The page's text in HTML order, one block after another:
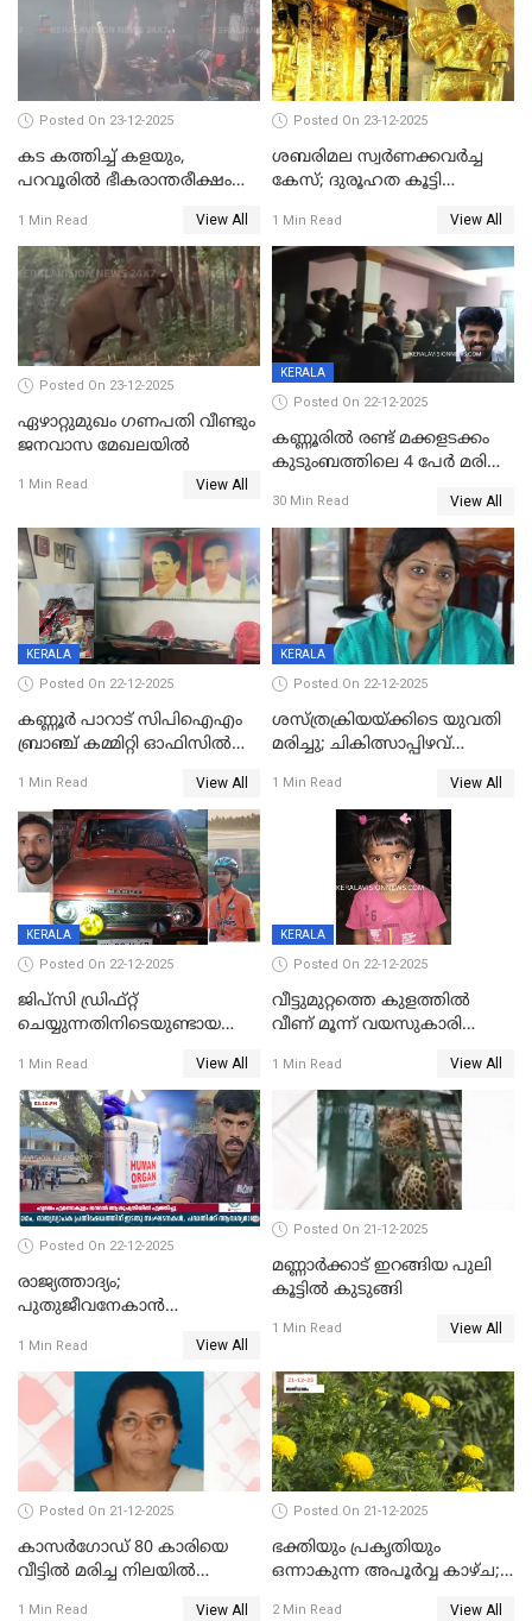
അപ്പൂപ്പനെതിരെ പോക്സോ
കേസ് ഒടുവിൽ 4 ജീവനുകൾ
പൊലിഞ്ഞു
Posted On 23-12-2025
കട കത്തിച്ച് കളയും,
പറവൂരില്‍ ഭീകരാന്തരീക്ഷം
1 Min Read View All
Posted On 23-12-2025
ശബരിമല സ്വര്‍ണക്കവര്‍ച്ച
കേസ്; ദുരൂഹത കൂട്ടി
1 Min Read View All
Posted On 23-12-2025
ഏഴാറ്റുമുഖം ഗണപതി വീണ്ടും
ജനവാസ മേഖലയിൽ
1 Min Read View All
KERALA
Posted On 22-12-2025
കണ്ണൂരിൽ രണ്ട് മക്കളടക്കം
കുടുംബത്തിലെ 4 പേർ മരിച്ച
30 Min Read View All
KERALA
Posted On 22-12-2025
കണ്ണൂർ പാറാട് സിപിഐഎം
ബ്രാഞ്ച് കമ്മിറ്റി ഓഫിസിൽ
ചിത്രങ്ങളടക്കം കത്തിയ
നിലയിൽ
1 Min Read View All
KERALA
Posted On 22-12-2025
ശസ്ത്രക്രിയയ്‌ക്കിടെ യുവതി
മരിച്ചു; ചികിത്സാപ്പിഴവ്
സംഭവം മാവേലിക്കരയിൽ
1 Min Read View All
KERALA
Posted On 22-12-2025
ജിപ്സി ഡ്രിഫ്റ്റ്
ചെയ്യുന്നതിനിടെയുണ്ടായ
ദാരുണാന്ത്യം; ജീപ്സി
ഓടിച്ചയാൾ അറസ്റ്റിൽ.
1 Min Read View All
KERALA
Posted On 22-12-2025
വീട്ടുമുറ്റത്തെ കുളത്തിൽ
വീണ് മൂന്ന് വയസുകാരി
1 Min Read View All
Posted On 22-12-2025
രാജ്യത്താദ്യം;
പുതുജീവനേകാൻ
എറണാകുളം സർക്കാർ
ജനറൽ
ആശുപത്രിയിലെത്തിച്ചു
1 Min Read View All
Posted On 21-12-2025
മണ്ണാർക്കാട് ഇറങ്ങിയ പുലി
കൂട്ടിൽ കുടുങ്ങി
1 Min Read View All
Posted On 21-12-2025
കാസർഗോഡ് 80 കാരിയെ
വീട്ടിൽ മരിച്ച നിലയിൽ
1 Min Read View All
Posted On 21-12-2025
ഭക്തിയും പ്രകൃതിയും
ഒന്നാകുന്ന അപൂര്‍വ്വ കാഴ്ച;
2 Min Read View All